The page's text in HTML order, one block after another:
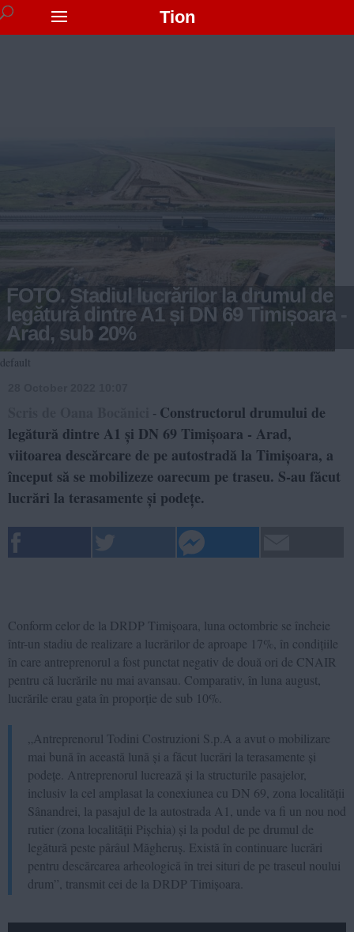
Tion
FOTO. Stadiul lucrărilor la drumul de
legătură dintre A1 și DN 69 Timișoara -
Arad, sub 20%
default
- Constructorul drumului de
legătură dintre A1 și DN 69 Timișoara - Arad,
viitoarea descărcare de pe autostradă la Timișoara, a
început să se mobilizeze oarecum pe traseu. S-au făcut
lucrări la terasamente și podețe.
Conform celor de la DRDP Timișoara, luna octombrie se încheie
într-un stadiu de realizare a lucrărilor de aproape 17%, în condițiile
în care antreprenorul a fost punctat negativ de două ori de CNAIR
pentru că lucrările nu mai avansau. Comparativ, în luna august,
lucrările erau gata în proporție de sub 10%.
„Antreprenorul Todini Costruzioni S.p.A a avut o mobilizare
mai bună în această lună și a făcut lucrări la terasamente și
podețe. Antreprenorul lucrează și la structurile pasajelor,
inclusiv la cel amplasat la conexiunea cu DN 69, zona localității
Sânandrei, la pasajul de la autostrada A1, unde va fi un nou nod
rutier (zona localității Pișchia) și la podul de pe drumul de
legătură peste pârâul Măgheruș. Există în continuare lucrări
pentru descărcarea arheologică în trei situri de pe traseul noului
drum”, transmit cei de la DRDP Timișoara.